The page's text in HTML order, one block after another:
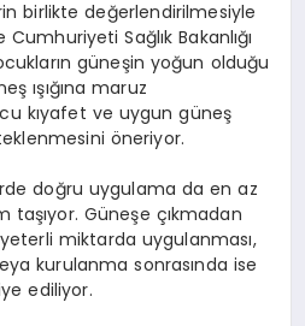
birlikte değerlendirilmesiyle
Sağlık Bakanlığı
güneşin yoğun olduğu
ışığına maruz
kıyafet ve uygun güneş
öneriyor.
doğru uygulama da en az
Güneşe çıkmadan
miktarda uygulanması,
kurulanma sonrasında ise
ediliyor.